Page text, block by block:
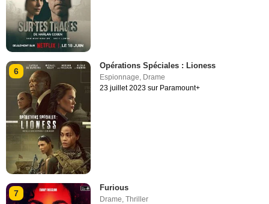
6
Opérations Spéciales : Lioness
Espionnage, Drame
23 juillet 2023 sur Paramount+
7
Furious
Drame ,Thriller